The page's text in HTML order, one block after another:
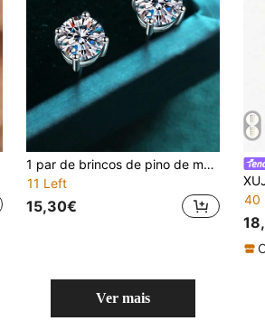
1 par de brincos de pino de moissanita de 1 quilate D Color VVS Clarity com certificado GRA, design clássico elegante de 4 pontas, adequado para mulheres para noivado, casamento, presentes, festas, uso diário, casamentos e eventos formais. Pedra principal: moissanita de 1 quilate, brilhantemente cintilante. Feito de prata esterlina 925, hipoalergênico, moderno e sofisticado, ideal para trabalho, festas e deslocamento
11 Left
15,30€
40
Ver mais